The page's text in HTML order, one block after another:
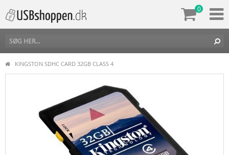
0
KINGSTON SDHC CARD 32GB CLASS 4